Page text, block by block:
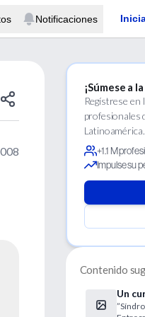
Notificaciones
¡Súmese a
Regístrese
profesionales
Latinoamérica.
+1.1 M
Impulse su
Contenido
Un
Sme.